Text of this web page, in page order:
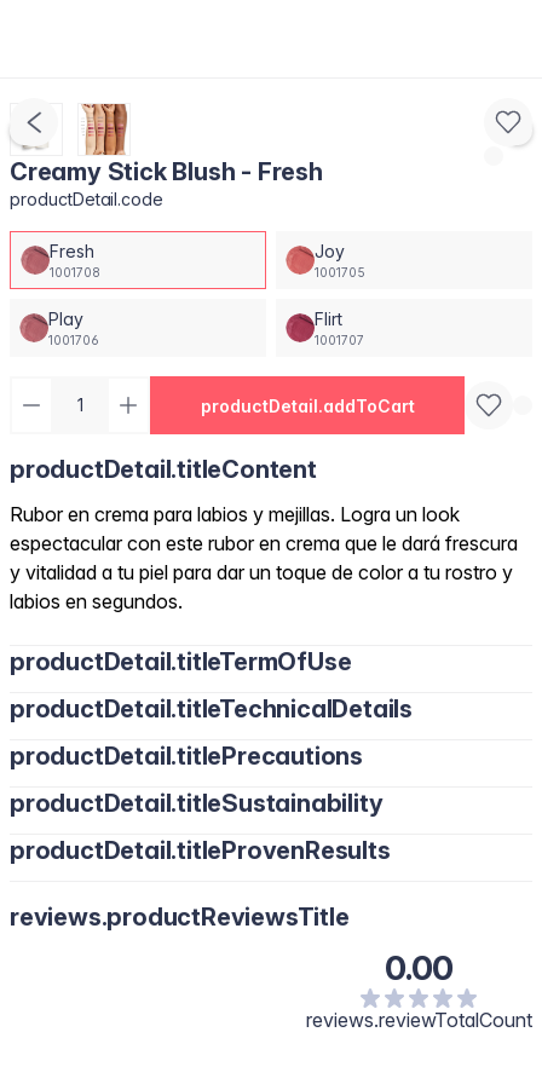
Creamy Stick Blush - Fresh
productDetail.code
Fresh
1001708
Joy
1001705
Play
1001706
Flirt
1001707
productDetail.addToCart
productDetail.titleContent
Rubor en crema para labios y mejillas. Logra un look
espectacular con este rubor en crema que le dará frescura
y vitalidad a tu piel para dar un toque de color a tu rostro y
labios en segundos.
productDetail.titleTermOfUse
productDetail.titleTechnicalDetails
productDetail.titlePrecautions
productDetail.titleSustainability
productDetail.titleProvenResults
reviews.productReviewsTitle
0.00
reviews.reviewTotalCount